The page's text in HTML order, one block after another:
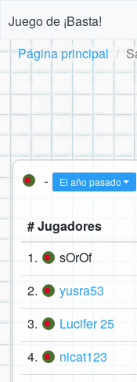
Juego de ¡Basta!
Página principal
- El año pasado
# Jugadores
1.
sOrOf
2. yusra53
3. Lucifer 25
4. nicat123